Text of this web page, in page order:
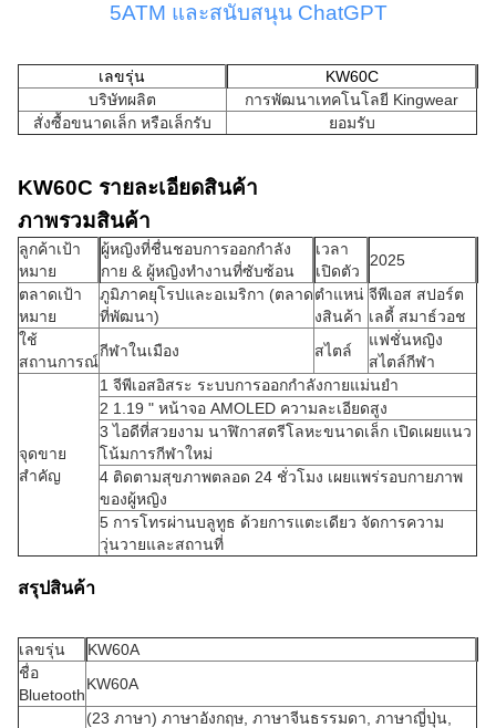
5ATM และสนับสนุน ChatGPT
เลขรุ่น
KW60C
บริษัทผลิต
การพัฒนาเทคโนโลยี Kingwear
สั่งซื้อขนาดเล็ก หรือเล็กรับ
ยอมรับ
KW60C รายละเอียดสินค้า
ภาพรวมสินค้า
ลูกค้าเป้า
หมาย
ผู้หญิงที่ชื่นชอบการออกกําลัง
กาย & ผู้หญิงทํางานที่ซับซ้อน
เวลา
เปิดตัว
2025
ตลาดเป้า
หมาย
ภูมิภาคยุโรปและอเมริกา (ตลาด
ที่พัฒนา)
ตําแหน่
งสินค้า
จีพีเอส สปอร์ต
เลดี้ สมาธ์วอช
ใช้
สถานการณ์
กีฬาในเมือง สไตล์
แฟชั่นหญิง
สไตล์กีฬา
จุดขาย
สําคัญ
1 จีพีเอสอิสระ ระบบการออกกําลังกายแม่นยํา
2 1.19 " หน้าจอ AMOLED ความละเอียดสูง
3 ไอดีที่สวยงาม นาฬิกาสตรีโลหะขนาดเล็ก เปิดเผยแนว
โน้มการกีฬาใหม่
4 ติดตามสุขภาพตลอด 24 ชั่วโมง เผยแพร่รอบกายภาพ
ของผู้หญิง
5 การโทรผ่านบลูทูธ ด้วยการแตะเดียว จัดการความ
วุ่นวายและสถานที่
สรุปสินค้า
เลขรุ่น
KW60A
ชื่อ
Bluetooth
KW60A
(23 ภาษา) ภาษาอังกฤษ, ภาษาจีนธรรมดา, ภาษาญี่ปุ่น,